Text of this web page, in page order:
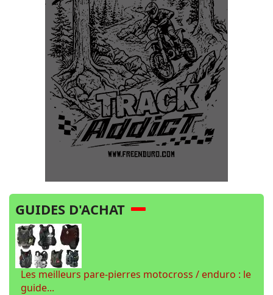
GUIDES D'ACHAT
Les meilleurs pare-pierres motocross / enduro : le
guide...